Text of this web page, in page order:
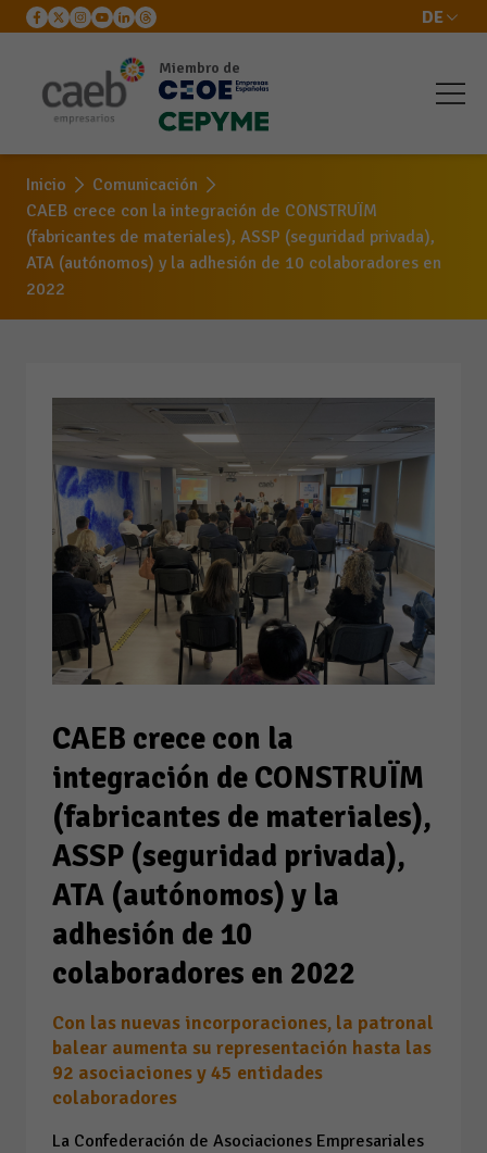
DE
Miembro de
Inicio
Comunicación
CAEB crece con la integración de CONSTRUÏM
(fabricantes de materiales), ASSP (seguridad privada),
ATA (autónomos) y la adhesión de 10 colaboradores en
2022
CAEB crece con la
integración de CONSTRUÏM
(fabricantes de materiales),
ASSP (seguridad privada),
ATA (autónomos) y la
adhesión de 10
colaboradores en 2022
Con las nuevas incorporaciones, la patronal
balear aumenta su representación hasta las
92 asociaciones y 45 entidades
colaboradores
La Confederación de Asociaciones Empresariales